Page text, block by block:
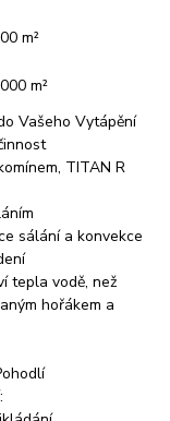
m²
m²
Vašeho Vytápění
TITAN R
sálání a konvekce
tepla vodě, než
hořákem a